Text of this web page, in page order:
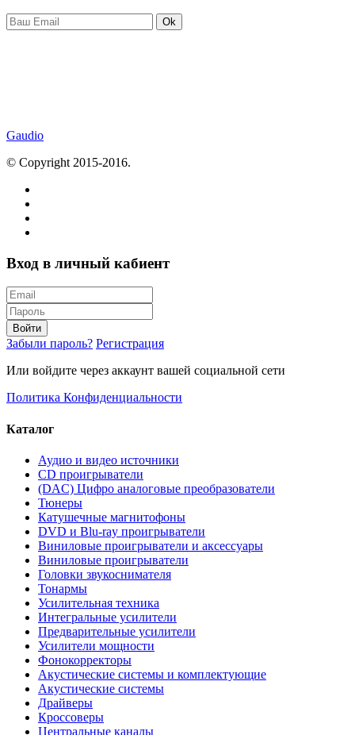
Ok
Gaudio
© Copyright 2015-2016.
Вход в личный кабиент
Войти
Забыли пароль? Регистрация
Или войдите через аккаунт вашей социальной сети
Политика Конфиденциальности
Каталог
Аудио и видео источники
CD проигрыватели
(DAC) Цифро аналоговые преобразователи
Тюнеры
Катушечные магнитофоны
DVD и Blu-ray проигрыватели
Виниловые проигрыватели и аксессуары
Виниловые проигрыватели
Головки звукоснимателя
Тонармы
Усилительная техника
Интегральные усилители
Предварительные усилители
Усилители мощности
Фонокорректоры
Акустические системы и комплектующие
Акустические системы
Драйверы
Кроссоверы
Центральные каналы